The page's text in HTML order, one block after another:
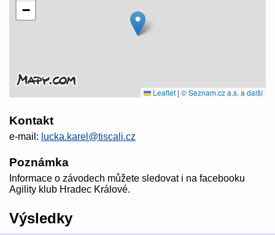
−
Leaflet | © Seznam.cz a.s. a další
Kontakt
e-mail: lucka.karel@tiscali.cz
Poznámka
Informace o závodech můžete sledovat i na facebooku
Agility klub Hradec Králové.
Výsledky